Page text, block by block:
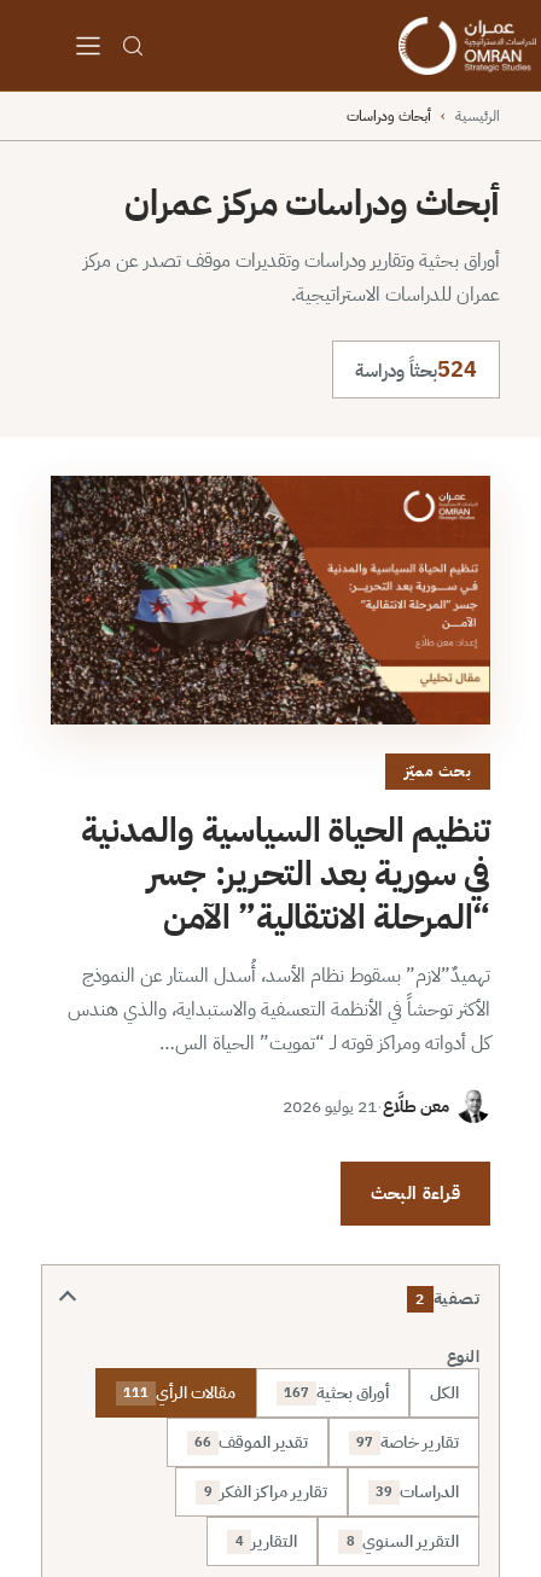
الرئيسية › أبحاث ودراسات
أبحاث ودراسات مركز عمران
أوراق بحثية وتقارير ودراسات وتقديرات موقف تصدر عن مركز
عمران للدراسات الاستراتيجية.
524بحثاً ودراسة
بحث مميّز
تنظيم الحياة السياسية والمدنية
في سورية بعد التحرير: جسر
“المرحلة الانتقالية” الآمن
تهميدٌ”لازم” بسقوط نظام الأسد، أُسدل الستار عن النموذج
الأكثر توحشاً في الأنظمة التعسفية والاستبداية، والذي هندس
كل أدواته ومراكز قوته لـ “تمويت” الحياة الس…
معن طلَّاع·21 يوليو 2026
قراءة البحث
تصفية 2
النوع
الكل أوراق بحثية 167 مقالات الرأي 111
تقارير خاصة 97 تقدير الموقف 66
الدراسات 39 تقارير مراكز الفكر 9
التقرير السنوي 8 التقارير 4